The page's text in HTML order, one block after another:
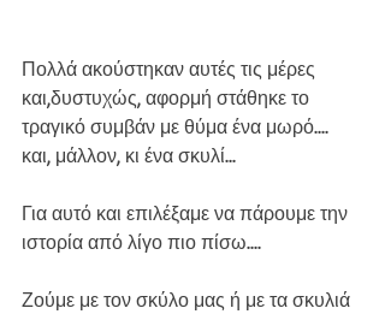
Πολλά ακούστηκαν αυτές τις μέρες
και,δυστυχώς, αφορμή στάθηκε το
τραγικό συμβάν με θύμα ένα μωρό....
και, μάλλον, κι ένα σκυλί...
Για αυτό και επιλέξαμε να πάρουμε την
ιστορία από λίγο πιο πίσω....
Ζούμε με τον σκύλο μας ή με τα σκυλιά